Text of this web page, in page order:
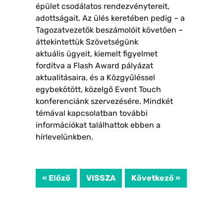
épület csodálatos rendezvénytereit,
adottságait. Az ülés keretében pedig – a
Tagozatvezetők beszámolóit követően –
áttekintettük Szövetségünk
aktuális ügyeit, kiemelt figyelmet
fordítva a Flash Award pályázat
aktualitásaira, és a Közgyűléssel
egybekötött, közelgő Event Touch
konferenciánk szervezésére. Mindkét
témával kapcsolatban további
információkat találhattok ebben a
hírlevelünkben.
« Előző VISSZA Következő »